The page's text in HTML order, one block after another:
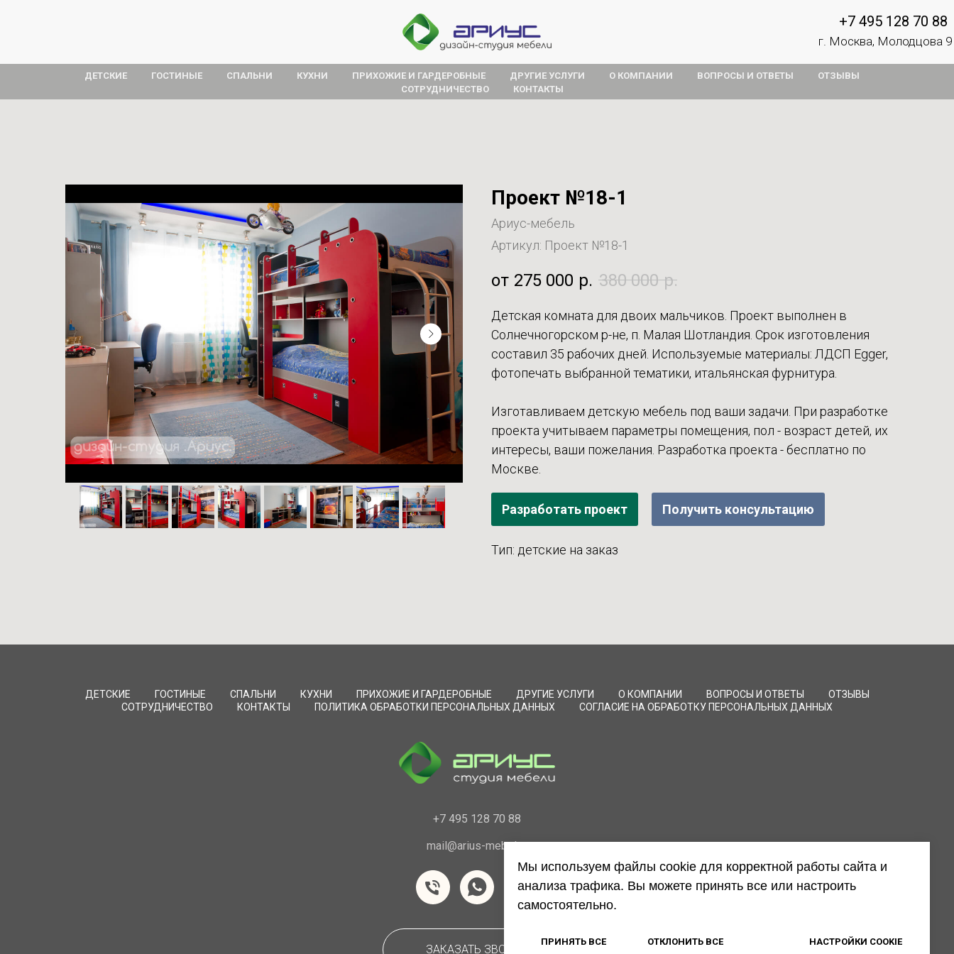
+7 495 128 70 88
г. Москва, Молодцова 9
ДЕТСКИЕ ГОСТИНЫЕ СПАЛЬНИ КУХНИ ПРИХОЖИЕ И ГАРДЕРОБНЫЕ ДРУГИЕ УСЛУГИ О КОМПАНИИ ВОПРОСЫ И ОТВЕТЫ
ОТЗЫВЫ
СОТРУДНИЧЕСТВО
КОНТАКТЫ
Проект №18-1
Ариус-мебель
Артикул: Проект №18-1
275 000 р. 380 000 р.
Детская комната для двоих мальчиков. Проект выполнен в
Солнечногорском р-не, п. Малая Шотландия. Срок изготовления
составил 35 рабочих дней. Используемые материалы: ЛДСП Egger,
фотопечать выбранной тематики, итальянская фурнитура.
Изготавливаем детскую мебель под ваши задачи. При разработке
проекта учитываем параметры помещения, пол - возраст детей, их
интересы, ваши пожелания. Разработка проекта - бесплатно по
Москве.
Разработать проект Получить консультацию
Тип: детские на заказ
ДЕТСКИЕ ГОСТИНЫЕ СПАЛЬНИ КУХНИ ПРИХОЖИЕ И ГАРДЕРОБНЫЕ ДРУГИЕ УСЛУГИ О КОМПАНИИ ВОПРОСЫ И ОТВЕТЫ
ОТЗЫВЫ
СОТРУДНИЧЕСТВО
КОНТАКТЫ ПОЛИТИКА ОБРАБОТКИ ПЕРСОНАЛЬНЫХ ДАННЫХ СОГЛАСИЕ НА ОБРАБОТКУ ПЕРСОНАЛЬНЫХ ДАННЫХ
+7 495 128 70 88
mail@arius-mebel.ru
ЗАКАЗАТЬ ЗВОНОК
Мы используем файлы cookie для корректной работы сайта и
анализа трафика. Вы можете принять все или настроить
самостоятельно.
ПРИНЯТЬ ВСЕ ОТКЛОНИТЬ ВСЕ НАСТРОЙКИ COOKIE